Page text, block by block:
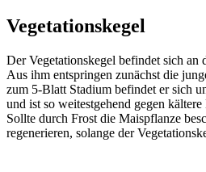
Vegetationskegel
Der Vegetationskegel befindet sich an
Aus ihm entspringen zunächst die
zum 5-Blatt Stadium befindet er sich
und ist so weitestgehend gegen
Sollte durch Frost die Maispflanze
regenerieren, solange der